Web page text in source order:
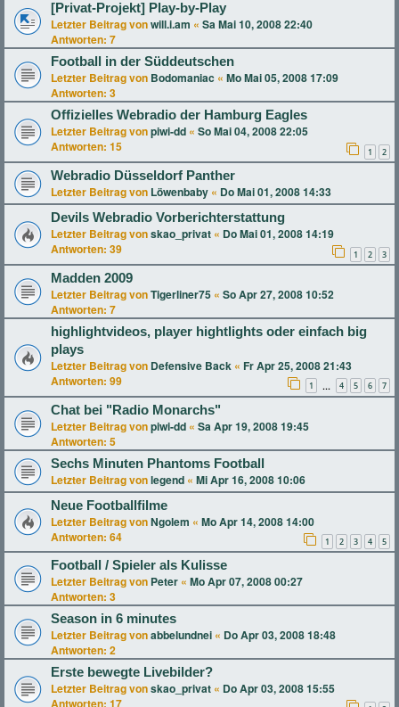
[Privat-Projekt] Play-by-Play
Letzter Beitrag vonwill.i.am « Sa Mai 10, 2008 22:40
Antworten: 7
Football in der Süddeutschen
Letzter Beitrag von Bodomaniac « Mo Mai 05, 2008 17:09
Antworten: 3
Offizielles Webradio der Hamburg Eagles
Letzter Beitrag vonpiwi-dd « So Mai 04, 2008 22:05
Antworten: 15 1 2
Webradio Düsseldorf Panther
Letzter Beitrag von Löwenbaby « Do Mai 01, 2008 14:33
Devils Webradio Vorberichterstattung
Letzter Beitrag vonskao_privat « Do Mai 01, 2008 14:19
Antworten: 39 1 2 3
Madden 2009
Letzter Beitrag vonTigerliner75 « So Apr 27, 2008 10:52
Antworten: 7
highlightvideos, player hightlights oder einfach big
plays
Letzter Beitrag von Defensive Back « Fr Apr 25, 2008 21:43
Antworten: 99 1 … 4 5 6 7
Chat bei "Radio Monarchs"
Letzter Beitrag vonpiwi-dd « Sa Apr 19, 2008 19:45
Antworten: 5
Sechs Minuten Phantoms Football
Letzter Beitrag vonlegend « Mi Apr 16, 2008 10:06
Neue Footballfilme
Letzter Beitrag vonNgolem « Mo Apr 14, 2008 14:00
Antworten: 64 1 2 3 4 5
Football / Spieler als Kulisse
Letzter Beitrag von Peter « Mo Apr 07, 2008 00:27
Antworten: 3
Season in 6 minutes
Letzter Beitrag vonabbelundnei « Do Apr 03, 2008 18:48
Antworten: 2
Erste bewegte Livebilder?
Letzter Beitrag vonskao_privat « Do Apr 03, 2008 15:55